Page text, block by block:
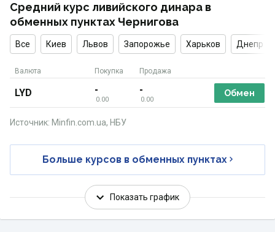
Средний курс ливийского динара в
обменных пунктах Чернигова
Все Киев Львов Запорожье Харьков Днепр
Валюта Покупка Продажа
LYD -
0.00
-
0.00
Обмен
Больше курсов в обменных пунктах
Источник: Minfin.com.ua, НБУ
Показать график